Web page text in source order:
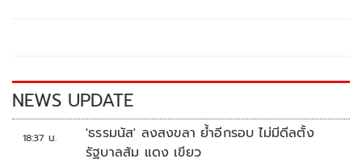
k k
NEWS UPDATE
18:37 น.
'ธรรมนัส' ลงสงขลา ย้ำอีกรอบ ไม่มีดีลตั้ง
รัฐบาลส้ม แดง เขียว